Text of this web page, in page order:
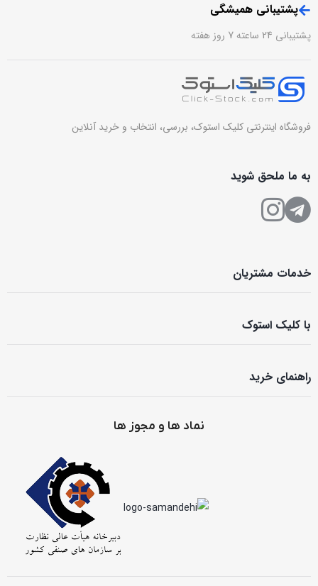
پشتیبانی همیشگی
پشتیبانی 24 ساعته 7 روز هفته
فروشگاه اینترنتی کلیک استوک، بررسی، انتخاب و خرید آنلاین
به ما ملحق شوید
خدمات مشتریان
با کلیک استوک
راهنمای خرید
نماد ها و مجوز ها